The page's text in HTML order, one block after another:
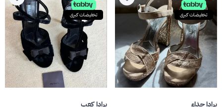
تخفيضات كبرى
برادا حذاء
تخفيضات كبرى
برادا كعب